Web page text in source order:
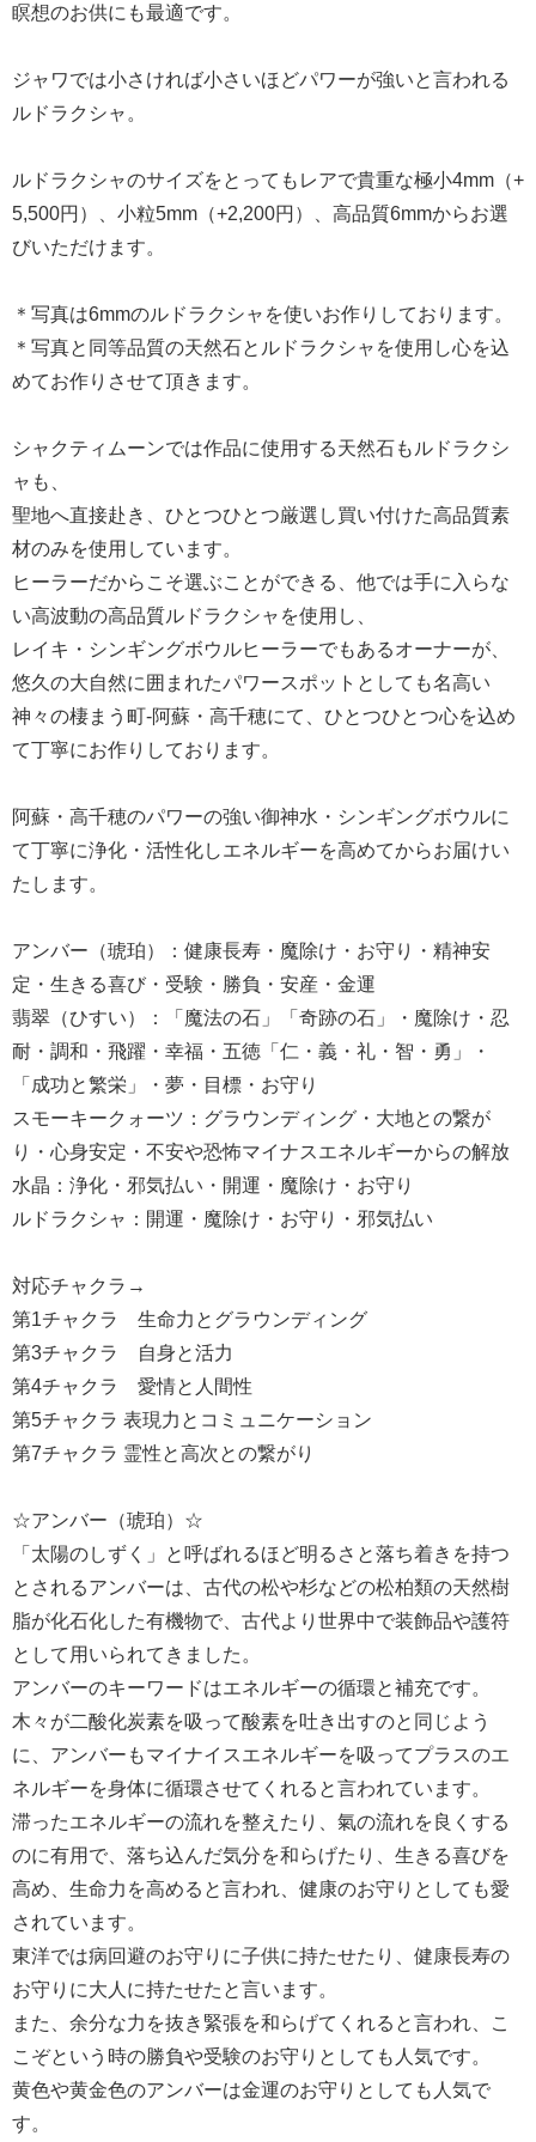
瞑想のお供にも最適です。
ジャワでは小さければ小さいほどパワーが強いと言われる
ルドラクシャ。
ルドラクシャのサイズをとってもレアで貴重な極小4mm（+
5,500円）、小粒5mm（+2,200円）、高品質6mmからお選
びいただけます。
＊写真は6mmのルドラクシャを使いお作りしております。
＊写真と同等品質の天然石とルドラクシャを使用し心を込
めてお作りさせて頂きます。
シャクティムーンでは作品に使用する天然石もルドラクシ
ャも、
聖地へ直接赴き、ひとつひとつ厳選し買い付けた高品質素
材のみを使用しています。
ヒーラーだからこそ選ぶことができる、他では手に入らな
い高波動の高品質ルドラクシャを使用し、
レイキ・シンギングボウルヒーラーでもあるオーナーが、
悠久の大自然に囲まれたパワースポットとしても名高い
神々の棲まう町-阿蘇・高千穂にて、ひとつひとつ心を込め
て丁寧にお作りしております。
阿蘇・高千穂のパワーの強い御神水・シンギングボウルに
て丁寧に浄化・活性化しエネルギーを高めてからお届けい
たします。
アンバー（琥珀）：健康長寿・魔除け・お守り・精神安
定・生きる喜び・受験・勝負・安産・金運
翡翠（ひすい）：「魔法の石」「奇跡の石」・魔除け・忍
耐・調和・飛躍・幸福・五徳「仁・義・礼・智・勇」・
「成功と繁栄」・夢・目標・お守り
スモーキークォーツ：グラウンディング・大地との繋が
り・心身安定・不安や恐怖マイナスエネルギーからの解放
水晶：浄化・邪気払い・開運・魔除け・お守り
ルドラクシャ：開運・魔除け・お守り・邪気払い
対応チャクラ→
第1チャクラ 生命力とグラウンディング
第3チャクラ 自身と活力
第4チャクラ 愛情と人間性
第5チャクラ 表現力とコミュニケーション
第7チャクラ 霊性と高次との繋がり
☆アンバー（琥珀）☆
「太陽のしずく」と呼ばれるほど明るさと落ち着きを持つ
とされるアンバーは、古代の松や杉などの松柏類の天然樹
脂が化石化した有機物で、古代より世界中で装飾品や護符
として用いられてきました。
アンバーのキーワードはエネルギーの循環と補充です。
木々が二酸化炭素を吸って酸素を吐き出すのと同じよう
に、アンバーもマイナイスエネルギーを吸ってプラスのエ
ネルギーを身体に循環させてくれると言われています。
滞ったエネルギーの流れを整えたり、氣の流れを良くする
のに有用で、落ち込んだ気分を和らげたり、生きる喜びを
高め、生命力を高めると言われ、健康のお守りとしても愛
されています。
東洋では病回避のお守りに子供に持たせたり、健康長寿の
お守りに大人に持たせたと言います。
また、余分な力を抜き緊張を和らげてくれると言われ、こ
こぞという時の勝負や受験のお守りとしても人気です。
黄色や黄金色のアンバーは金運のお守りとしても人気で
す。